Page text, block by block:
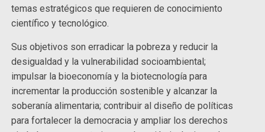
temas estratégicos que requieren de conocimiento
científico y tecnológico.
Sus objetivos son erradicar la pobreza y reducir la
desigualdad y la vulnerabilidad socioambiental;
impulsar la bioeconomía y la biotecnología para
incrementar la producción sostenible y alcanzar la
soberanía alimentaria; contribuir al diseño de políticas
para fortalecer la democracia y ampliar los derechos